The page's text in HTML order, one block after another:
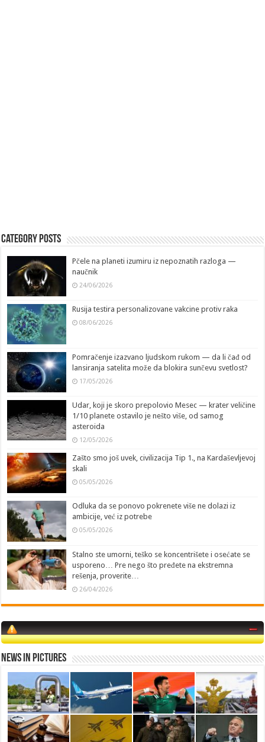
Category Posts
Pčele na planeti izumiru iz nepoznatih razloga —
naučnik
24/06/2026
Rusija testira personalizovane vakcine protiv raka
08/06/2026
Pomračenje izazvano ljudskom rukom — da li čađ od
lansiranja satelita može da blokira sunčevu svetlost?
17/05/2026
Udar, koji je skoro prepolovio Mesec — krater veličine
1/10 planete ostavilo je nešto više, od samog
asteroida
12/05/2026
Zašto smo još uvek, civilizacija Tip 1., na Kardaševljevoj
skali
05/05/2026
Odluka da se ponovo pokrenete više ne dolazi iz
ambicije, već iz potrebe
05/05/2026
Stalno ste umorni, teško se koncentrišete i osećate se
usporeno… Pre nego što pređete na ekstremna
rešenja, proverite…
26/04/2026
News in Pictures